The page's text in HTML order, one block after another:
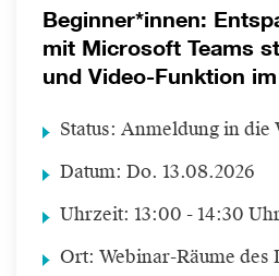
Beginner*innen:
mit Microsoft Teams
und Video-Funktion
Status: Anmeldung in die
Datum: Do. 13.08.2026
Uhrzeit: 13:00 - 14:30
Ort: Webinar-Räume